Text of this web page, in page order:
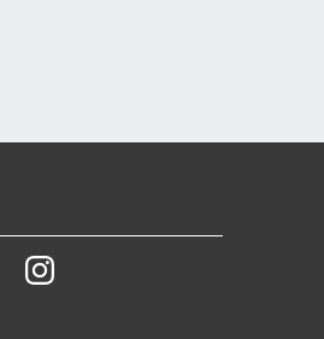
TwitterInstagram